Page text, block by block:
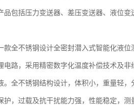
品包括压力变送器、差压变送器、液位
款全不锈钢设计全密封潜入式智能化液
电路，采用精密数字化温度补偿技术及
。全不锈钢结构设计，体积小，重量轻，
护，过载及抗干扰能力强，性能稳定，测